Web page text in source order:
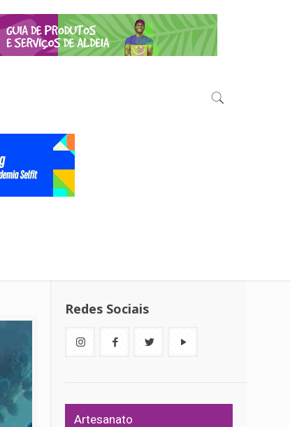
Redes Sociais
Artesanato